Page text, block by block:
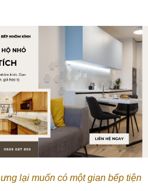
lại muốn có một gian bếp tiện